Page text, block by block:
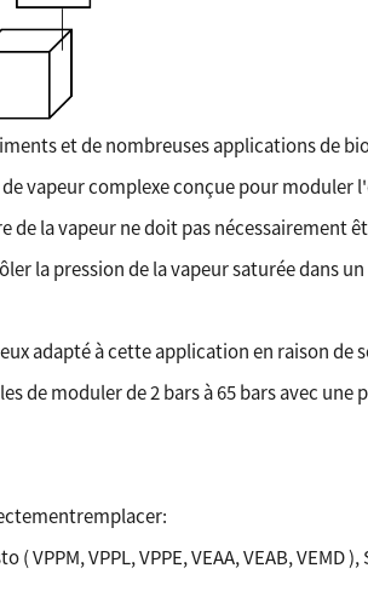
et de nombreuses applications de
vapeur complexe conçue pour
la vapeur ne doit pas nécessairement
la pression de la vapeur saturée dans
adapté à cette application en raison de
de moduler de 2 bars à 65 bars avec une
remplacer:
( VPPM, VPPL, VPPE, VEAA, VEAB, VEMD